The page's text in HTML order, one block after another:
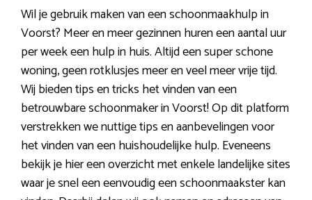
Wil je gebruik maken van een schoonmaakhulp in
Voorst? Meer en meer gezinnen huren een aantal uur
per week een hulp in huis. Altijd een super schone
woning, geen rotklusjes meer en veel meer vrije tijd.
Wij bieden tips en tricks het vinden van een
betrouwbare schoonmaker in Voorst! Op dit platform
verstrekken we nuttige tips en aanbevelingen voor
het vinden van een huishoudelijke hulp. Eveneens
bekijk je hier een overzicht met enkele landelijke sites
waar je snel een eenvoudig een schoonmaakster kan